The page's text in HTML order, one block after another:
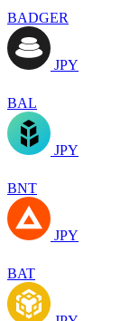
BADGER
JPY
BAL
JPY
BNT
JPY
BAT